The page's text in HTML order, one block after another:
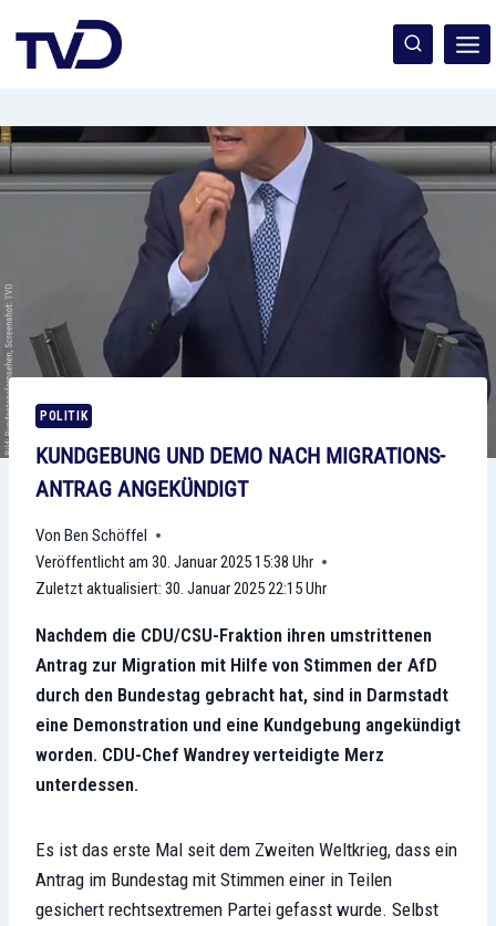
Inhalt
springen
POLITIK
KUNDGEBUNG UND DEMO NACH MIGRATIONS-
ANTRAG ANGEKÜNDIGT
Ben Schöffel
Veröffentlicht am 30. Januar 2025 15:38 Uhr
Zuletzt aktualisiert: 30. Januar 2025 22:15 Uhr
Nachdem die CDU/CSU-Fraktion ihren umstrittenen
Antrag zur Migration mit Hilfe von Stimmen der AfD
durch den Bundestag gebracht hat, sind in Darmstadt
eine Demonstration und eine Kundgebung angekündigt
worden. CDU-Chef Wandrey verteidigte Merz
unterdessen.
Es ist das erste Mal seit dem Zweiten Weltkrieg, dass ein
Antrag im Bundestag mit Stimmen einer in Teilen
gesichert rechtsextremen Partei gefasst wurde. Selbst